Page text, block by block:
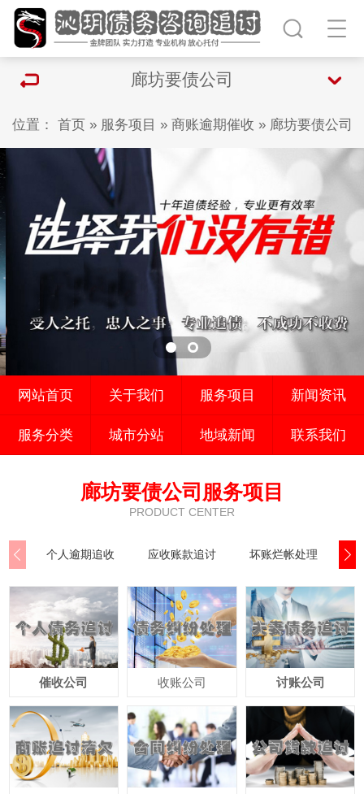
廊坊要债公司
位置： 首页» 服务项目 » 商账逾期催收 » 廊坊要债公司
网站首页 关于我们 服务项目 新闻资讯
服务分类 城市分站 地域新闻 联系我们
廊坊要债公司服务项目
PRODUCT CENTER
个人逾期追收 应收账款追讨 坏账烂帐处理
催收公司 收账公司 讨账公司